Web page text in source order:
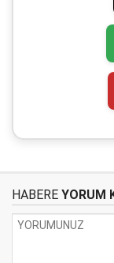
HABERE YORUM